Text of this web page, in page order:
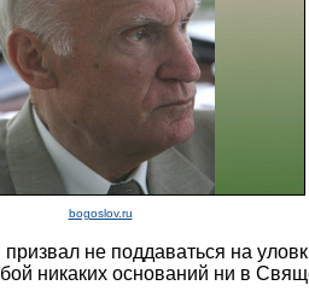
bogoslov.ru
не поддаваться на
никаких оснований ни в